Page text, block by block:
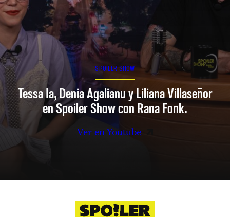
SPOILER SHOW
Tessa Ia, Denia Agalianu y Liliana Villaseñor
en Spoiler Show con Rana Fonk.
Ver en Youtube